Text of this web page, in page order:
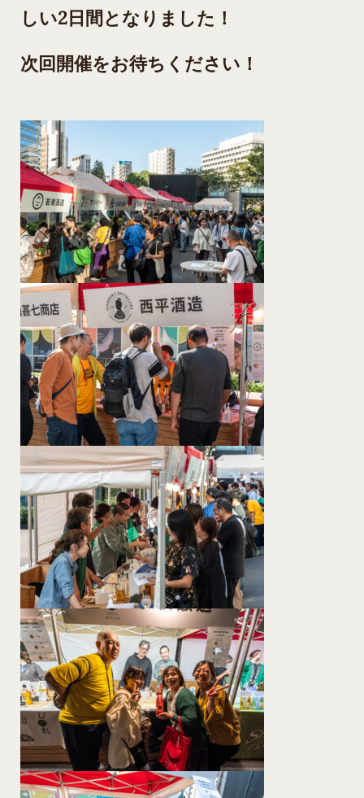
しい2日間となりました！
次回開催をお待ちください！